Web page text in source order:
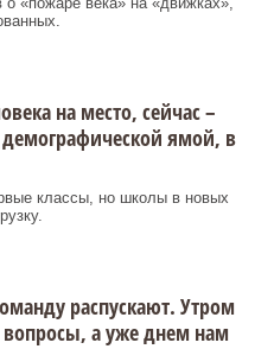
на место, сейчас –
демографической ямой, в
классы, но школы в новых
распускают. Утром
а уже днем нам